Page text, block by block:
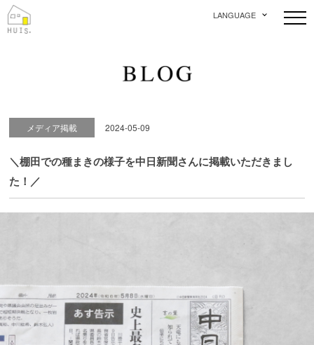
LANGUAGE
メディア掲載 2024-05-09
＼棚田での種まきの様子を中日新聞さんに掲載いただきまし
た！／